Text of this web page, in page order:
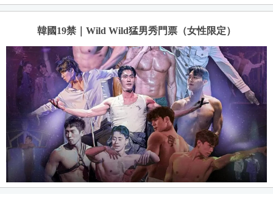
韓國19禁｜Wild Wild猛男秀門票（女性限定）